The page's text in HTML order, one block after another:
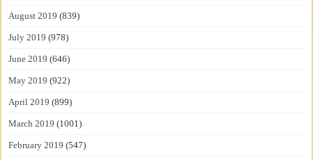
August 2019 (839)
July 2019 (978)
June 2019 (646)
May 2019 (922)
April 2019 (899)
March 2019 (1001)
February 2019 (547)